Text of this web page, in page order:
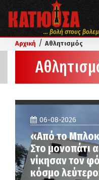
... βολή στους
Αρχική / Αθλητισμός
06-08-2026
«Από το
Στο μονοπάτι
νίκησαν τον
κόσμο